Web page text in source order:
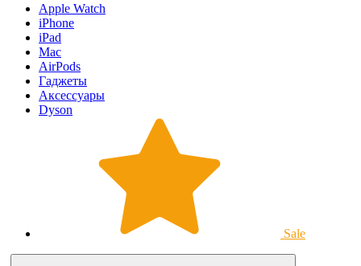
Apple Watch
iPhone
iPad
Mac
AirPods
Гаджеты
Аксессуары
Dyson
Sale